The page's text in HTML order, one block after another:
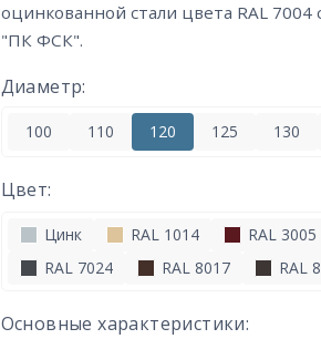
оцинкованной стали цвета RAL
"ПК ФСК".
Диаметр:
100 110 120 125 130
Цвет:
Цинк RAL 1014 RAL 3005
RAL 7024
RAL 8017 RAL
Основные характеристики: